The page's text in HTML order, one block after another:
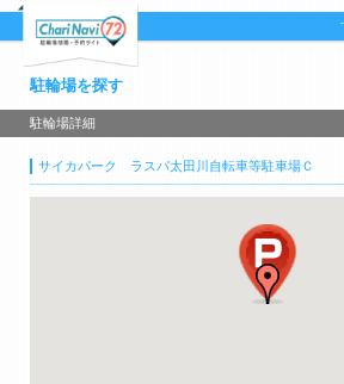
駐輪場を探す
駐輪場詳細
サイカパーク ラスパ太田川自転車等駐車場Ｃ